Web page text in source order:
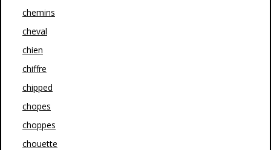
chemins
cheval
chien
chiffre
chipped
chopes
choppes
chouette